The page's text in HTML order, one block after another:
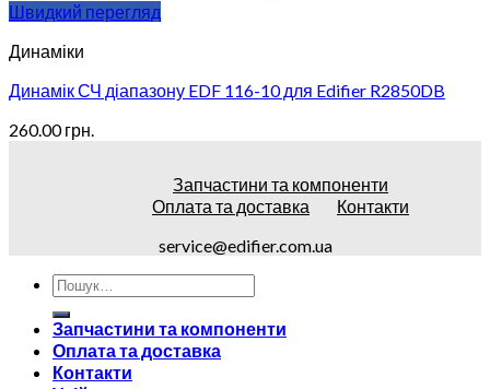
Швидкий перегляд
Динаміки
Динамік СЧ діапазону EDF 116-10 для Edifier R2850DB
260.00грн.
Запчастини та компоненти
Оплата та доставка
Контакти
service@edifier.com.ua
Запчастини та компоненти
Оплата та доставка
Контакти